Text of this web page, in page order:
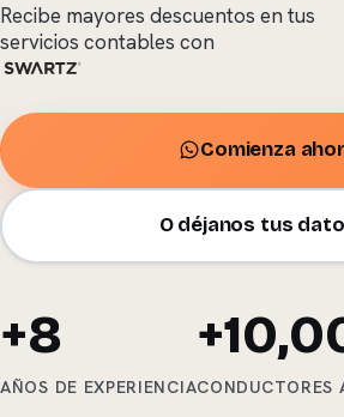
Recibe mayores descuentos en tus
servicios contables con
Comienza
O déjanos tus
+8
AÑOS DE EXPERIENCIACONDUCTORES